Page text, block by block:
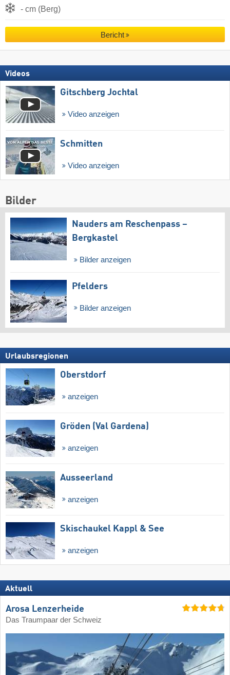
- cm (Berg)
Bericht
Videos
Gitschberg Jochtal
Video anzeigen
Schmitten
Video anzeigen
Bilder
Nauders am Reschenpass –
Bergkastel
Bilder anzeigen
Pfelders
Bilder anzeigen
Urlaubsregionen
Oberstdorf
anzeigen
Gröden (Val Gardena)
anzeigen
Ausseerland
anzeigen
Skischaukel Kappl & See
anzeigen
Aktuell
Arosa Lenzerheide
Das Traumpaar der Schweiz